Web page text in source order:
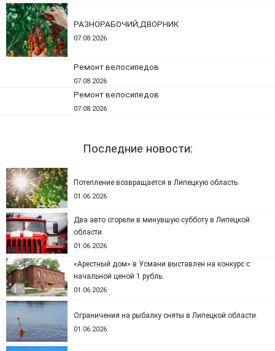
РАЗНОРАБОЧИЙ,ДВОРНИК
07.08.2026
Ремонт велосипедов
07.08.2026
Ремонт велосипедов
07.08.2026
Последние новости:
Потепление возвращается в Липецкую область.
01.06.2026
Два авто сгорели в минувшую субботу в Липецкой
области.
01.06.2026
«Арестный дом» в Усмани выставлен на конкурс с
начальной ценой 1 рубль.
01.06.2026
Ограничения на рыбалку сняты в Липецкой области.
01.06.2026